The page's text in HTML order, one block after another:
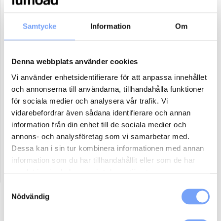
Samtycke Information Om
Denna webbplats använder cookies
Vi använder enhetsidentifierare för att anpassa innehållet
och annonserna till användarna, tillhandahålla funktioner
för sociala medier och analysera vår trafik. Vi
vidarebefordrar även sådana identifierare och annan
information från din enhet till de sociala medier och
annons- och analysföretag som vi samarbetar med.
Dessa kan i sin tur kombinera informationen med annan
information som du har tillhandahållit eller som de har
Nödvändig
Reklammaterial:
Jag har eller ordnar eget reklammaterial för denna produkt.
Jag har ej material och vill att lumoad kontaktar mig för hjälp.
31
Antal paket (se ovan)
Boka